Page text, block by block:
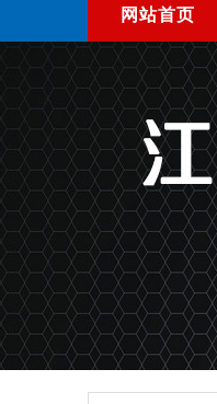
网站首页